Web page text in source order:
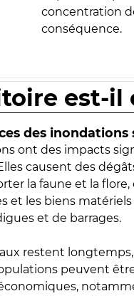
concentration
conséquence.
est-il
des inondations
ont des impacts
causent des
la faune et la
et les biens
et de barrages.
restent
peuvent